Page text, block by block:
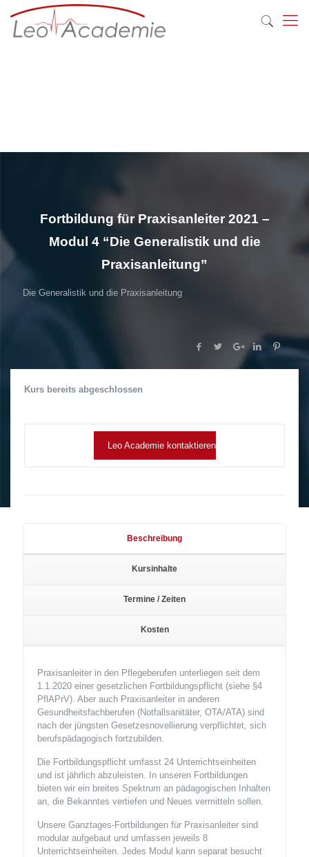
Fortbildung für Praxisanleiter 2021 –
Modul 4 “Die Generalistik und die
Praxisanleitung”
Die Generalistik und die Praxisanleitung
Kurs bereits abgeschlossen
Leo Academie kontaktieren
Beschreibung
Kursinhalte
Termine / Zeiten
Kosten
Praxisanleiter in den Pflegeberufen unterliegen seit dem
1.1.2020 einer gesetzlichen Fortbildungspflicht (siehe §4
PflAPrV). Aber auch Praxisanleiter in anderen
Gesundheitsfachberufen (Notfallsanitäter, OTA/ATA) sind
nach der jüngsten Gesetzesnovellierung verpflichtet, sich
berufspädagogisch fortzubilden.
Die Fortbildungspflicht umfasst 24 Unterrichtseinheiten
und ist jährlich abzuleisten. In unseren Fortbildungen
bieten wir ein breites Spektrum an pädagogischen Inhalten
an, die Bekanntes vertiefen und Neues vermitteln sollen.
Unsere Ganztages-Fortbildungen für Praxisanleiter sind
modular aufgebaut und umfassen jeweils 8
Unterrichtseinheiten. Jedes Modul kann separat besucht